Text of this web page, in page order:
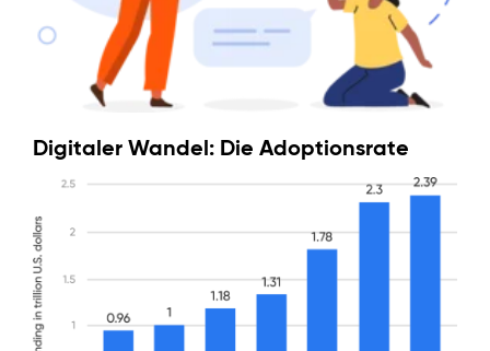
Digitaler Wandel: Die Adoptionsrate